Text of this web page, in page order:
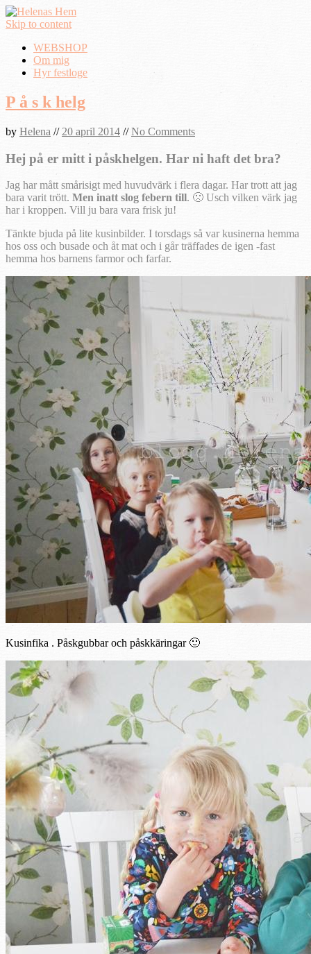
Skip to content
WEBSHOP
Om mig
Hyr festloge
P å s k helg
by Helena // 20 april 2014 //No Comments
Hej på er mitt i påskhelgen. Har ni haft det bra?
Jag har mått smårisigt med huvudvärk i flera dagar. Har trott att jag
bara varit trött. Men inatt slog febern till. 🙁 Usch vilken värk jag
har i kroppen. Vill ju bara vara frisk ju!
Tänkte bjuda på lite kusinbilder. I torsdags så var kusinerna hemma
hos oss och busade och åt mat och i går träffades de igen -fast
hemma hos barnens farmor och farfar.
Kusinfika . Påskgubbar och påskkäringar 🙂